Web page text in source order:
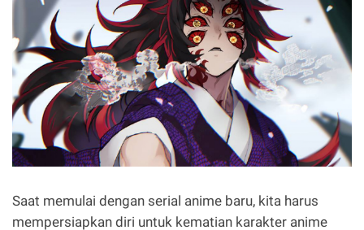
Saat memulai dengan serial anime baru, kita harus
mempersiapkan diri untuk kematian karakter anime